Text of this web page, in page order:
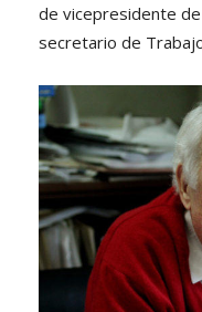
de vicepresidente
secretario de